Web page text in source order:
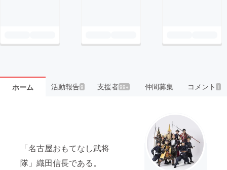
ホーム 活動報告9 支援者99+ 仲間募集 コメント 1
「名古屋おもてなし武将
隊」織田信長である。